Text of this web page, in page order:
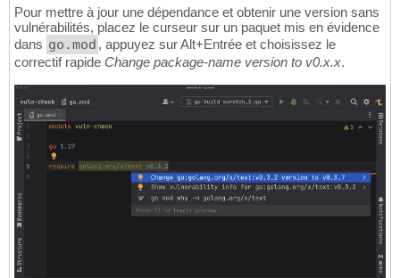
Pour mettre à jour une dépendance et obtenir une version sans
vulnérabilités, placez le curseur sur un paquet mis en évidence
dans go.mod , appuyez sur Alt+Entrée et choisissez le
correctif rapide Change package-name version to v0.x.x.